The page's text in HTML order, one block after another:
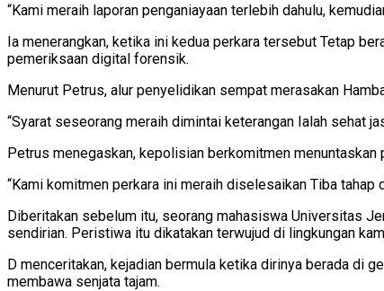
“Kami meraih laporan penganiayaan terlebih dahulu,
Ia menerangkan, ketika ini kedua perkara tersebut Tetap
pemeriksaan digital forensik.
Menurut Petrus, alur penyelidikan sempat merasakan
“Syarat seseorang meraih dimintai keterangan Ialah sehat
Petrus menegaskan, kepolisian berkomitmen
“Kami komitmen perkara ini meraih diselesaikan Tiba
Diberitakan sebelum itu, seorang mahasiswa Universitas
sendirian. Peristiwa itu dikatakan terwujud di lingkungan
D menceritakan, kejadian bermula ketika dirinya berada di
membawa senjata tajam.